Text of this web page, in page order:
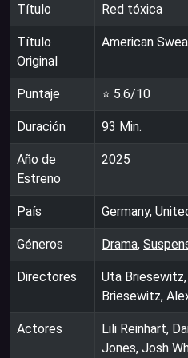
Título Red tóxica
Título
Original
American
Puntaje ⭐ 5.6/10
Duración 93 Min.
Año de
Estreno
2025
País Germany,
Géneros Drama,
Directores
Uta
Briesewitz,
Actores
Lili Reinhart,
Jones, Josh